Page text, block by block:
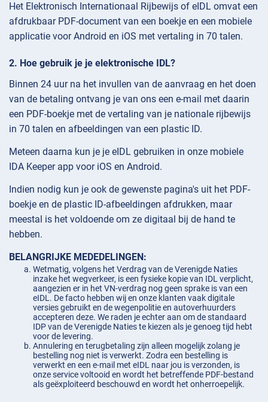
Het Elektronisch Internationaal Rijbewijs of eIDL omvat een
afdrukbaar PDF-document van een boekje en een mobiele
applicatie voor Android en iOS met vertaling in 70 talen.
Hoe gebruik je je elektronische IDL?
Binnen 24 uur na het invullen van de aanvraag en het doen
van de betaling ontvang je van ons een e-mail met daarin
een PDF-boekje met de vertaling van je nationale rijbewijs
in 70 talen en afbeeldingen van een plastic ID.
Meteen daarna kun je je eIDL gebruiken in onze mobiele
IDA Keeper app voor iOS en Android.
Indien nodig kun je ook de gewenste pagina's uit het PDF-
boekje en de plastic ID-afbeeldingen afdrukken, maar
meestal is het voldoende om ze digitaal bij de hand te
hebben.
BELANGRIJKE MEDEDELINGEN:
Wetmatig, volgens het Verdrag van de Verenigde Naties
inzake het wegverkeer, is een fysieke kopie van IDL verplicht,
aangezien er in het VN-verdrag nog geen sprake is van een
eIDL. De facto hebben wij en onze klanten vaak digitale
versies gebruikt en de wegenpolitie en autoverhuurders
accepteren deze. We raden je echter aan om de standaard
IDP van de Verenigde Naties te kiezen als je genoeg tijd hebt
voor de levering.
Annulering en terugbetaling zijn alleen mogelijk zolang je
bestelling nog niet is verwerkt. Zodra een bestelling is
verwerkt en een e-mail met eIDL naar jou is verzonden, is
onze service voltooid en wordt het betreffende PDF-bestand
als geëxploiteerd beschouwd en wordt het onherroepelijk.